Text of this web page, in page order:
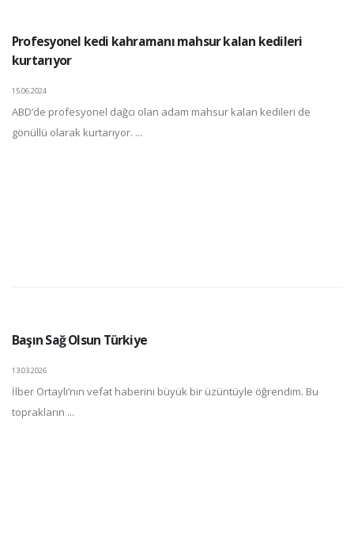
Profesyonel kedi kahramanı mahsur kalan kedileri
kurtarıyor
15.06.2024
ABD’de profesyonel dağcı olan adam mahsur kalan kedileri de
gönüllü olarak kurtarıyor. ...
Başın Sağ Olsun Türkiye
13.03.2026
İlber Ortaylı’nın vefat haberini büyük bir üzüntüyle öğrendim. Bu
toprakların ...